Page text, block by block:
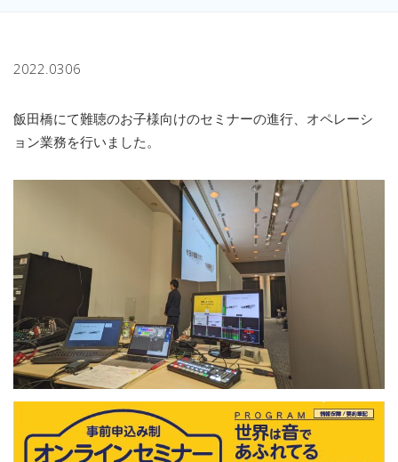
2022.0306
飯田橋にて難聴のお子様向けのセミナーの進行、オペレーシ
ョン業務を行いました。